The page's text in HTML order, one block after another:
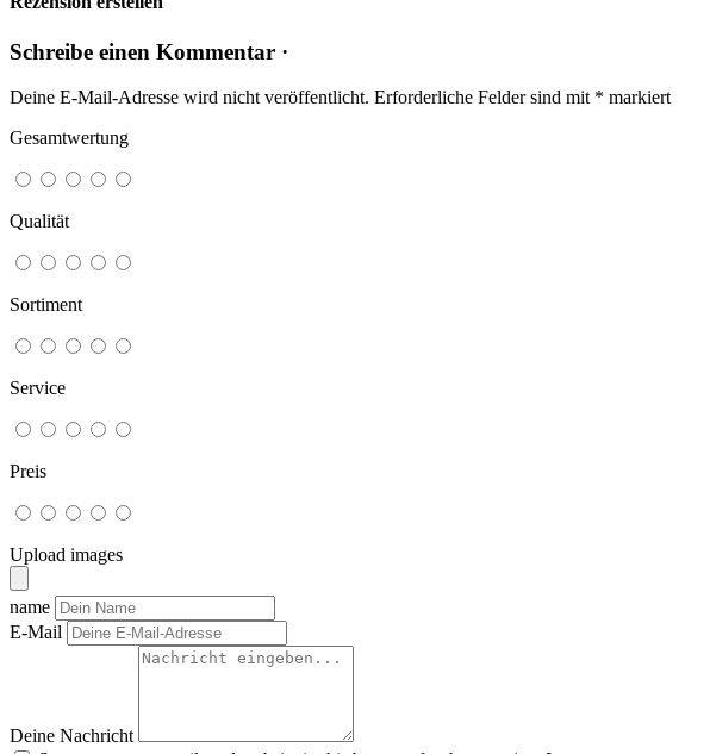
Schreibe einen Kommentar ·
Deine E-Mail-Adresse wird nicht veröffentlicht. Erforderliche Felder sind mit * markiert
Gesamtwertung
Qualität
Sortiment
Service
Preis
Upload images
name
E-Mail
Deine Nachricht